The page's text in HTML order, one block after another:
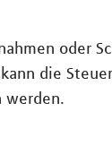
oder
die
werden.